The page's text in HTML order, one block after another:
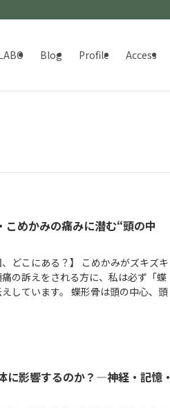
Blog Profile Access
こめかみの痛みに潜む“頭の中
どこにある？】 こめかみがズキズキ
の訴えをされる方に、私は必ず「蝶
しています。 蝶形骨は頭の中心、頭
に影響するのか？—神経・記憶・